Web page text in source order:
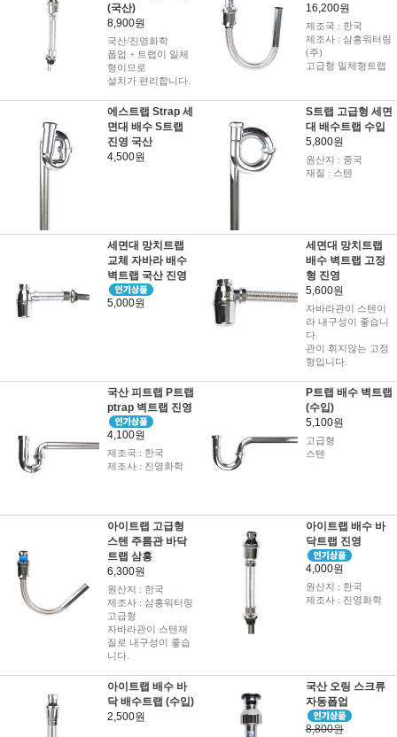
(국산)
8,900원
국산/진영화학
폽업 + 트랩이 일체
형이므로
설치가 편리합니다.
16,200원
제조국 : 한국
제조사 : 삼흥워터링
(주)
고급형 일체형트랩
에스트랩 Strap 세
면대 배수 S트랩
진영 국산
4,500원
S트랩 고급형 세면
대 배수트랩 수입
5,800원
원산지 : 중국
재질 : 스텐
세면대 망치트랩
교체 자바라 배수
벽트랩 국산 진영
5,000원
세면대 망치트랩
배수 벽트랩 고정
형 진영
5,600원
자바라관이 스텐이
라 내구성이 좋습니
다.
관이 휘지않는 고정
형입니다.
국산 피트랩 P트랩
ptrap 벽트랩 진영
4,100원
제조국 : 한국
제조사 : 진영화학
P트랩 배수 벽트랩
(수입)
5,100원
고급형
스텐
아이트랩 고급형
스텐 주름관 바닥
트랩 삼흥
6,300원
원산지 : 한국
제조사 : 삼흥워터링
고급형
자바라관이 스텐재
질로 내구성이 좋습
니다.
아이트랩 배수 바
닥트랩 진영
4,000원
원산지 : 한국
제조사 : 진영화학
아이트랩 배수 바
닥 배수트랩 (수입)
2,500원
국산 오링 스크류
자동폽업
8,800원